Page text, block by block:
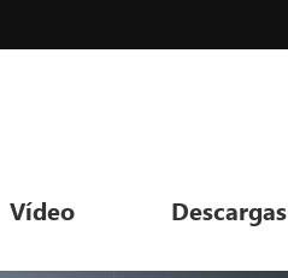
Vídeo Descargas